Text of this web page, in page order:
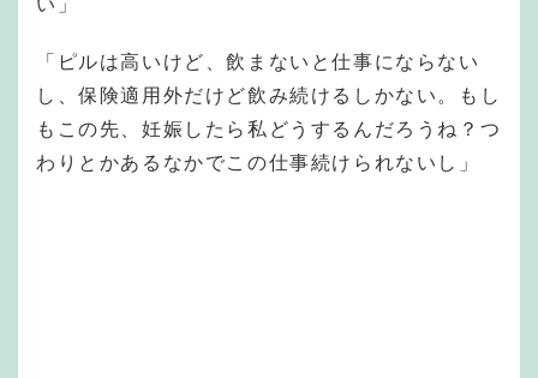
い」
「ピルは高いけど、飲まないと仕事にならない
し、保険適用外だけど飲み続けるしかない。もし
もこの先、妊娠したら私どうするんだろうね？つ
わりとかあるなかでこの仕事続けられないし」